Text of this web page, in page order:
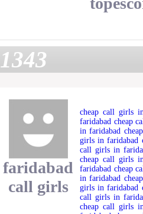
1343
faridabad
call girls
cheap call girls
faridabad cheap
in faridabad
girls in faridabad
call girls in
cheap call girls
faridabad cheap
in faridabad
girls in faridabad
call girls in
cheap call girls